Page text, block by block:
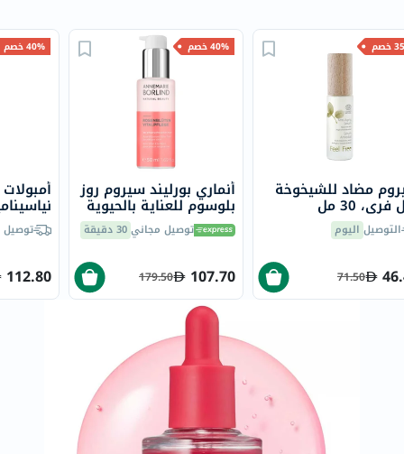
اختبار
التحسس
الغذائي
الصحية
البشرة
والشعر
العظام
والمفاصل
والذاكرة
صحة
القلب
دعم
مرضى
السكري
الكلى
40% خصم
للوجه، 2 مل، 10 قطع
112.80
40% خصم
أنماري بورليند سيروم روز
بلوسوم للعناية بالحيوية
50 مل توصيل مجاني30 دقيقة
107.70
179.50
مضاد للشيخوخة
30 مل
التوصيل اليوم
71.50